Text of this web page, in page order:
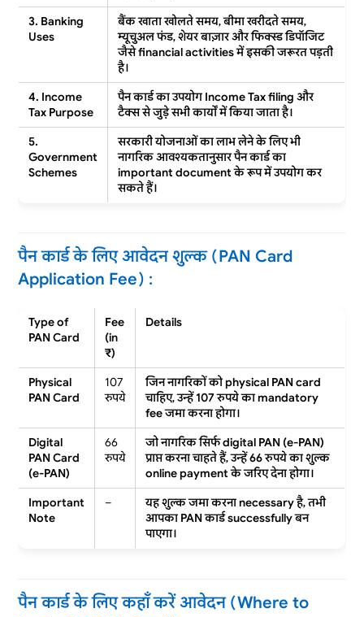
3. Banking
Uses
बैंक खाता खोलते समय, बीमा खरीदते समय,
म्यूचुअल फंड, शेयर बाज़ार और फिक्स्ड डिपॉजिट
जैसेfinancial activitiesमें इसकी जरूरत पड़ती
है।
4. Income
Tax Purpose
पैन कार्ड का उपयोग Income Tax filing और
टैक्स से जुड़े सभी कार्यों में किया जाता है।
5.
Government
Schemes
सरकारी योजनाओं का लाभ लेने के लिए भी
नागरिक आवश्यकतानुसार पैन कार्ड का
important documentके रूप में उपयोग कर
सकते हैं।
पैन कार्ड के लिए आवेदन शुल्क (PAN Card
Application Fee) :
Type of
PAN Card
Fee
(in
₹)
Details
Physical
PAN Card
107
रुपये
जिन नागरिकों कोphysical PAN card
चाहिए, उन्हें 107 रुपये काmandatory
feeजमा करना होगा।
Digital
PAN Card
(e-PAN)
66
रुपये
जो नागरिक सिर्फdigital PAN (e-PAN)
प्राप्त करना चाहते हैं, उन्हें 66 रुपये का शुल्क
online paymentके जरिए देना होगा।
Important
Note
– यह शुल्क जमा करनाnecessaryहै, तभी
आपका PAN कार्ड successfully बन
पाएगा।
पैन कार्ड के लिए कहाँ करें आवेदन (Where to